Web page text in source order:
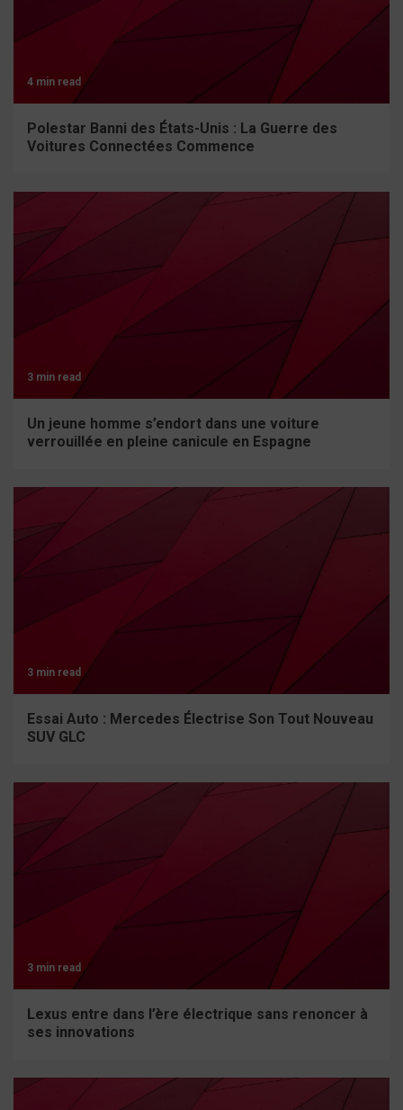
4 min read
Polestar Banni des États-Unis : La Guerre des
Voitures Connectées Commence
3 min read
Un jeune homme s’endort dans une voiture
verrouillée en pleine canicule en Espagne
3 min read
Essai Auto : Mercedes Électrise Son Tout Nouveau
SUV GLC
3 min read
Lexus entre dans l’ère électrique sans renoncer à
ses innovations